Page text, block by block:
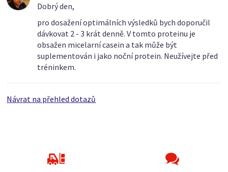
Dobrý den,
pro dosažení optimálních výsledků bych doporučil
dávkovat 2 - 3 krát denně. V tomto proteinu je
obsažen micelarní casein a tak může být
suplementován i jako noční protein. Neužívejte před
tréninkem.
Návrat na přehled dotazů